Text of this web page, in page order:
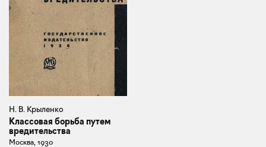
Н. В. Крыленко
Классовая борьба путем
вредительства
Москва, 1930